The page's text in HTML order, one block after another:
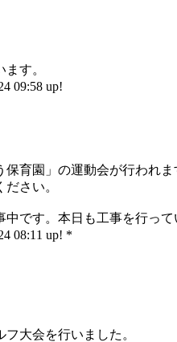
す。
09:58 up!
育園」の運動会が行われま
さい。
です。本日も工事を行っ
08:11 up! *
大会を行いました。